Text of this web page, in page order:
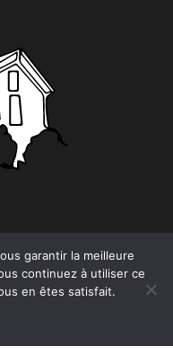
garantir la meilleure
continuez à utiliser ce
en êtes satisfait.